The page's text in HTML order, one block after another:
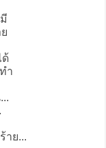
ด้
ำ
ย...